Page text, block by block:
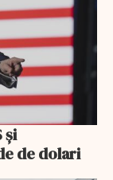
și
de dolari